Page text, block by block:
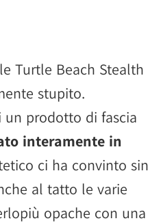
Turtle Beach Stealth
stupito.
prodotto di fascia
interamente in
ci ha convinto sin
al tatto le varie
opache con una